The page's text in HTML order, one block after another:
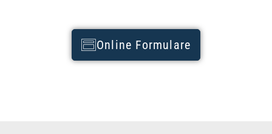
Online Formulare